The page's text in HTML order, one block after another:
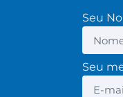
Seu
Seu